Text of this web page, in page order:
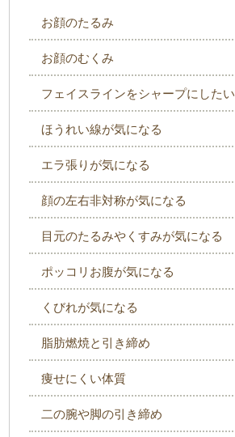
お顔のたるみ
お顔のむくみ
フェイスラインをシャープにしたい
ほうれい線が気になる
エラ張りが気になる
顔の左右非対称が気になる
目元のたるみやくすみが気になる
ポッコリお腹が気になる
くびれが気になる
脂肪燃焼と引き締め
痩せにくい体質
二の腕や脚の引き締め